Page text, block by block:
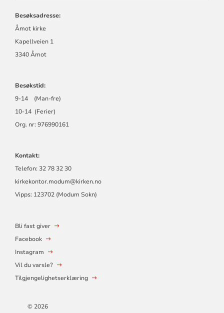
Besøksadresse:
Åmot kirke
Kapellveien 1
3340 Åmot
Besøkstid:
9-14 (Man-fre)
10-14 (Ferier)
Org. nr: 976990161
Kontakt:
Telefon: 32 78 32 30
kirkekontor.modum@kirken.no
Vipps: 123702 (Modum Sokn)
Bli fast giver
Facebook
Instagram
Vil du varsle?
Tilgjengelighetserklæring
© 2026